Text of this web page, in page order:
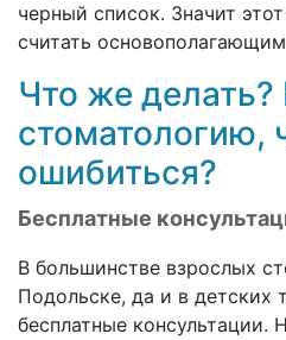
черный список. Значит
считать
Что же
стоматологию,
ошибиться?
Бесплатные
В большинстве взрослых
Подольске, да и в детских
бесплатные консультации.